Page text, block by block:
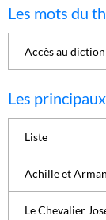
Les mots du
Accès au
Les
Liste
Achille et
Le Chevalier